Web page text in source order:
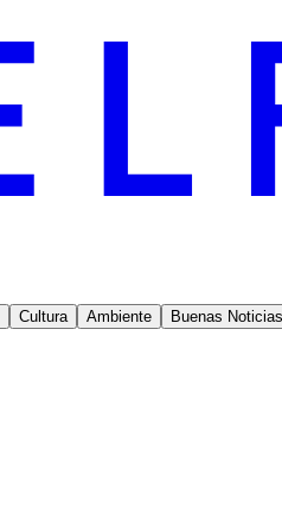
Cultura Ambiente Buenas Noticias